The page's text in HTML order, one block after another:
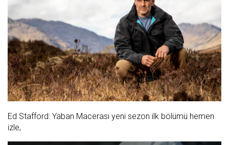
Ed Stafford: Yaban Macerası yeni sezon ilk bölümü hemen
izle,